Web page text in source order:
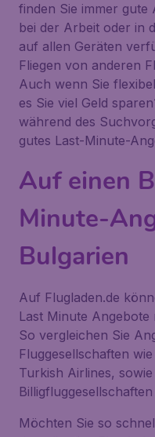
finden Sie immer gute
bei der Arbeit oder in
auf allen Geräten
Fliegen von anderen
Auch wenn Sie
es Sie viel Geld
während des
gutes Last-Minute-
Auf einen
Minute-
Bulgarien
Auf Flugladen.de
Last Minute
So vergleichen Sie
Fluggesellschaften
Turkish Airlines,
Möchten Sie so